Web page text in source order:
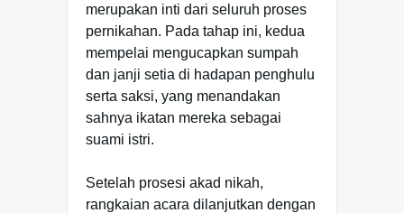
merupakan inti dari seluruh proses
pernikahan. Pada tahap ini, kedua
mempelai mengucapkan sumpah
dan janji setia di hadapan penghulu
serta saksi, yang menandakan
sahnya ikatan mereka sebagai
suami istri.
Setelah prosesi akad nikah,
rangkaian acara dilanjutkan dengan